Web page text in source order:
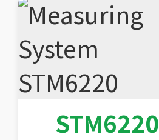
STM6220